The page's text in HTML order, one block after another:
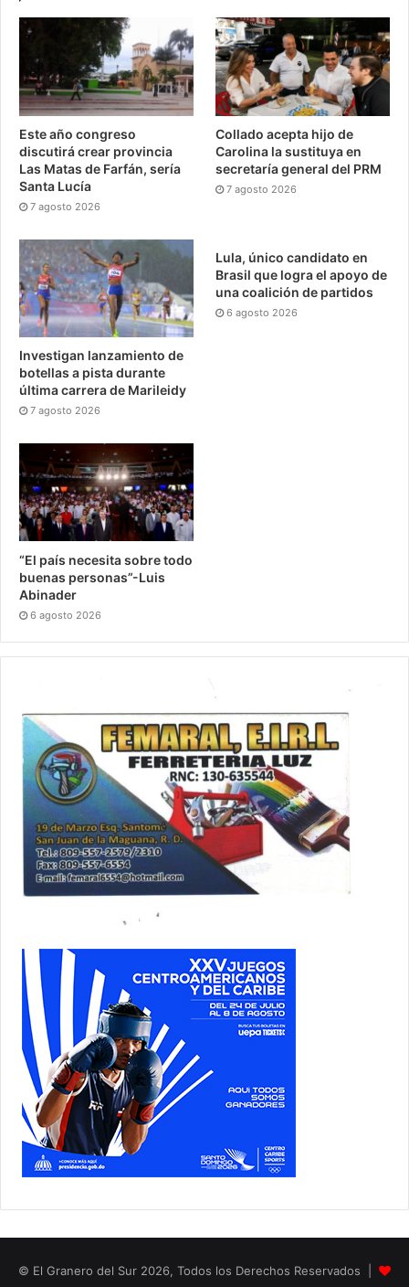
Este año congreso
discutirá crear provincia
Las Matas de Farfán, sería
Santa Lucía
7 agosto 2026
Collado acepta hijo de
Carolina la sustituya en
secretaría general del PRM
7 agosto 2026
Investigan lanzamiento de
botellas a pista durante
última carrera de Marileidy
7 agosto 2026
Lula, único candidato en
Brasil que logra el apoyo de
una coalición de partidos
6 agosto 2026
“El país necesita sobre todo
buenas personas”-Luis
Abinader
6 agosto 2026
© El Granero del Sur 2026, Todos los Derechos Reservados |